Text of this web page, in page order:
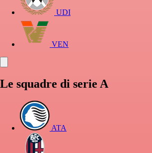
UDI
VEN
Le squadre di serie A
ATA